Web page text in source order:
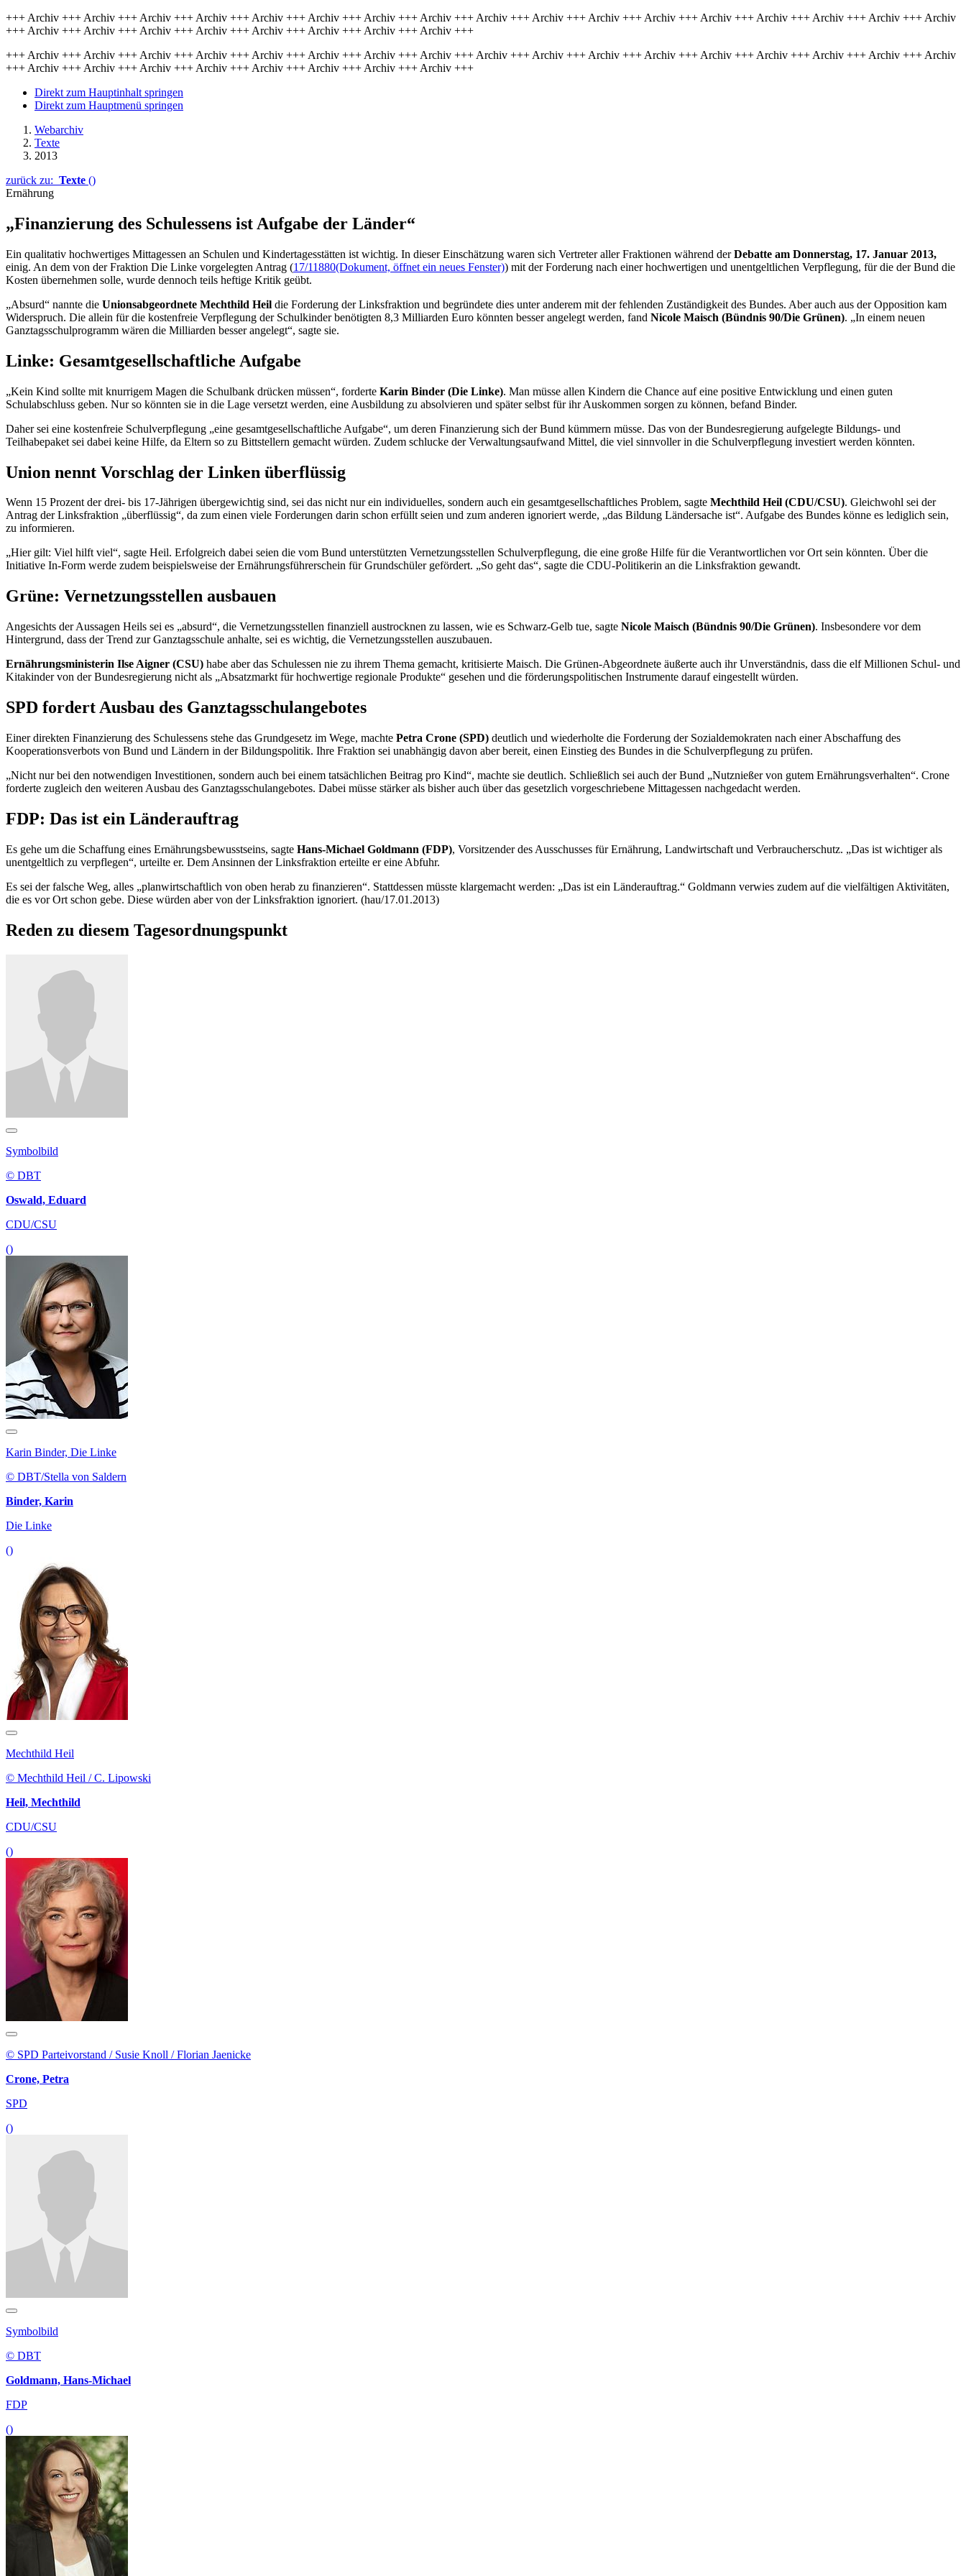
+++ Archiv +++ Archiv +++ Archiv +++ Archiv +++ Archiv +++ Archiv +++ Archiv +++ Archiv +++ Archiv +++ Archiv +++ Archiv +++ Archiv +++ Archiv +++ Archiv +++ Archiv +++ Archiv +++ Archiv
+++ Archiv +++ Archiv +++ Archiv +++ Archiv +++ Archiv +++ Archiv +++ Archiv +++ Archiv +++
+++ Archiv +++ Archiv +++ Archiv +++ Archiv +++ Archiv +++ Archiv +++ Archiv +++ Archiv +++ Archiv +++ Archiv +++ Archiv +++ Archiv +++ Archiv +++ Archiv +++ Archiv +++ Archiv +++ Archiv
+++ Archiv +++ Archiv +++ Archiv +++ Archiv +++ Archiv +++ Archiv +++ Archiv +++ Archiv +++
Direkt zum Hauptinhalt springen
Direkt zum Hauptmenü springen
Webarchiv
Texte
2013
zurück zu: Texte ()
Ernährung
„Finanzierung des Schulessens ist Aufgabe der Länder“
Ein qualitativ hochwertiges Mittagessen an Schulen und Kindertagesstätten ist wichtig. In dieser Einschätzung waren sich Vertreter aller Fraktionen während derDebatte am Donnerstag, 17. Januar 2013,
einig. An dem von der Fraktion Die Linke vorgelegten Antrag (17/11880(Dokument, öffnet ein neues Fenster)) mit der Forderung nach einer hochwertigen und unentgeltlichen Verpflegung, für die der Bund die
Kosten übernehmen solle, wurde dennoch teils heftige Kritik geübt.
„Absurd“ nannte die Unionsabgeordnete Mechthild Heil die Forderung der Linksfraktion und begründete dies unter anderem mit der fehlenden Zuständigkeit des Bundes. Aber auch aus der Opposition kam
Widerspruch. Die allein für die kostenfreie Verpflegung der Schulkinder benötigten 8,3 Milliarden Euro könnten besser angelegt werden, fand Nicole Maisch (Bündnis 90/Die Grünen). „In einem neuen
Ganztagsschulprogramm wären die Milliarden besser angelegt“, sagte sie.
Linke: Gesamtgesellschaftliche Aufgabe
„Kein Kind sollte mit knurrigem Magen die Schulbank drücken müssen“, forderte Karin Binder (Die Linke). Man müsse allen Kindern die Chance auf eine positive Entwicklung und einen guten
Schulabschluss geben. Nur so könnten sie in die Lage versetzt werden, eine Ausbildung zu absolvieren und später selbst für ihr Auskommen sorgen zu können, befand Binder.
Daher sei eine kostenfreie Schulverpflegung „eine gesamtgesellschaftliche Aufgabe“, um deren Finanzierung sich der Bund kümmern müsse. Das von der Bundesregierung aufgelegte Bildungs- und
Teilhabepaket sei dabei keine Hilfe, da Eltern so zu Bittstellern gemacht würden. Zudem schlucke der Verwaltungsaufwand Mittel, die viel sinnvoller in die Schulverpflegung investiert werden könnten.
Union nennt Vorschlag der Linken überflüssig
Wenn 15 Prozent der drei- bis 17-Jährigen übergewichtig sind, sei das nicht nur ein individuelles, sondern auch ein gesamtgesellschaftliches Problem, sagte Mechthild Heil (CDU/CSU). Gleichwohl sei der
Antrag der Linksfraktion „überflüssig“, da zum einen viele Forderungen darin schon erfüllt seien und zum anderen ignoriert werde, „das Bildung Ländersache ist“. Aufgabe des Bundes könne es lediglich sein,
zu informieren.
„Hier gilt: Viel hilft viel“, sagte Heil. Erfolgreich dabei seien die vom Bund unterstützten Vernetzungsstellen Schulverpflegung, die eine große Hilfe für die Verantwortlichen vor Ort sein könnten. Über die
Initiative In-Form werde zudem beispielsweise der Ernährungsführerschein für Grundschüler gefördert. „So geht das“, sagte die CDU-Politikerin an die Linksfraktion gewandt.
Grüne: Vernetzungsstellen ausbauen
Angesichts der Aussagen Heils sei es „absurd“, die Vernetzungsstellen finanziell austrocknen zu lassen, wie es Schwarz-Gelb tue, sagte Nicole Maisch (Bündnis 90/Die Grünen). Insbesondere vor dem
Hintergrund, dass der Trend zur Ganztagsschule anhalte, sei es wichtig, die Vernetzungsstellen auszubauen.
Ernährungsministerin Ilse Aigner (CSU) habe aber das Schulessen nie zu ihrem Thema gemacht, kritisierte Maisch. Die Grünen-Abgeordnete äußerte auch ihr Unverständnis, dass die elf Millionen Schul- und
Kitakinder von der Bundesregierung nicht als „Absatzmarkt für hochwertige regionale Produkte“ gesehen und die förderungspolitischen Instrumente darauf eingestellt würden.
SPD fordert Ausbau des Ganztagsschulangebotes
Einer direkten Finanzierung des Schulessens stehe das Grundgesetz im Wege, machte Petra Crone (SPD) deutlich und wiederholte die Forderung der Sozialdemokraten nach einer Abschaffung des
Kooperationsverbots von Bund und Ländern in der Bildungspolitik. Ihre Fraktion sei unabhängig davon aber bereit, einen Einstieg des Bundes in die Schulverpflegung zu prüfen.
„Nicht nur bei den notwendigen Investitionen, sondern auch bei einem tatsächlichen Beitrag pro Kind“, machte sie deutlich. Schließlich sei auch der Bund „Nutznießer von gutem Ernährungsverhalten“. Crone
forderte zugleich den weiteren Ausbau des Ganztagsschulangebotes. Dabei müsse stärker als bisher auch über das gesetzlich vorgeschriebene Mittagessen nachgedacht werden.
FDP: Das ist ein Länderauftrag
Es gehe um die Schaffung eines Ernährungsbewusstseins, sagte Hans-Michael Goldmann (FDP), Vorsitzender des Ausschusses für Ernährung, Landwirtschaft und Verbraucherschutz. „Das ist wichtiger als
unentgeltlich zu verpflegen“, urteilte er. Dem Ansinnen der Linksfraktion erteilte er eine Abfuhr.
Es sei der falsche Weg, alles „planwirtschaftlich von oben herab zu finanzieren“. Stattdessen müsste klargemacht werden: „Das ist ein Länderauftrag.“ Goldmann verwies zudem auf die vielfältigen Aktivitäten,
die es vor Ort schon gebe. Diese würden aber von der Linksfraktion ignoriert. (hau/17.01.2013)
Reden zu diesem Tagesordnungspunkt
Symbolbild
© DBT
Oswald, Eduard
CDU/CSU
()
Karin Binder, Die Linke
© DBT/Stella von Saldern
Binder, Karin
Die Linke
()
Mechthild Heil
© Mechthild Heil / C. Lipowski
Heil, Mechthild
CDU/CSU
()
© SPD Parteivorstand / Susie Knoll / Florian Jaenicke
Crone, Petra
SPD
()
Symbolbild
© DBT
Goldmann, Hans-Michael
FDP
()